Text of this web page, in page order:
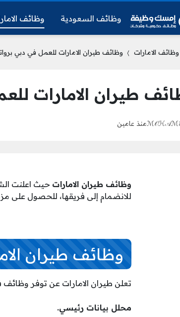
وظائف السعودية وظائف
وظائف الامارات وظائف طيران الامارات للعمل في دبي
طيران الامارات
منذ عامين
وظائف طيران الامارات حيث اعلنت
للانضمام إلى فريقها، للحصول على
وظائف طيران
تعلن طيران الامارات عن توفر
محلل بيانات رئيسي.